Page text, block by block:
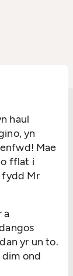
haul
yn
Mae
o fflat i
fydd Mr
a
yr un to.
ond